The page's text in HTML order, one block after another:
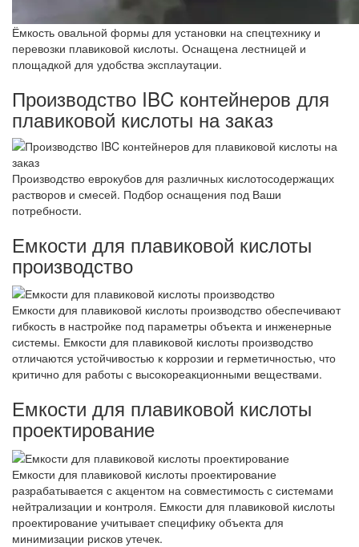
Ёмкость овальной формы для установки на спецтехнику и
перевозки плавиковой кислоты. Оснащена лестницей и
площадкой для удобства эксплаутации.
Производство IBC контейнеров для
плавиковой кислоты на заказ
Производство еврокубов для различных кислотосодержащих
растворов и смесей. Подбор оснащения под Ваши
потребности.
Емкости для плавиковой кислоты
производство
Емкости для плавиковой кислоты производство обеспечивают
гибкость в настройке под параметры объекта и инженерные
системы. Емкости для плавиковой кислоты производство
отличаются устойчивостью к коррозии и герметичностью, что
критично для работы с высокореакционными веществами.
Емкости для плавиковой кислоты
проектирование
Емкости для плавиковой кислоты проектирование
разрабатывается с акцентом на совместимость с системами
нейтрализации и контроля. Емкости для плавиковой кислоты
проектирование учитывает специфику объекта для
минимизации рисков утечек.